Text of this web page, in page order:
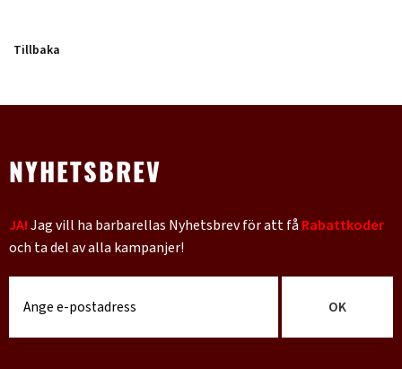
Tillbaka
NYHETSBREV
JA!Jag vill ha barbarellas Nyhetsbrev för att fåRabattkoder
och ta del av alla kampanjer!
OK